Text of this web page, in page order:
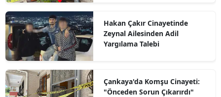
Hakan Çakır Cinayetinde
Zeynal Ailesinden Adil
Yargılama Talebi
Çankaya'da Komşu Cinayeti:
"Önceden Sorun Çıkarırdı"